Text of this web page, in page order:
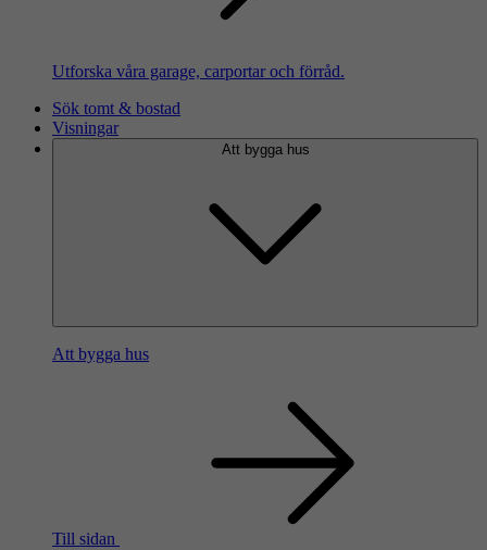
Utforska våra garage, carportar och förråd.
Sök tomt & bostad
Visningar
Att bygga hus
Att bygga hus
Till sidan